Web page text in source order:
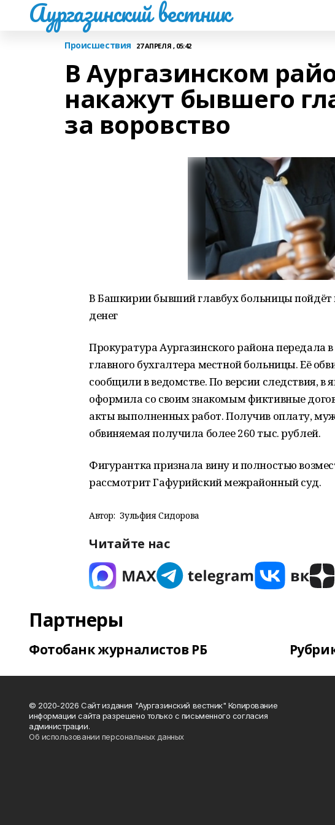
Аургазинский вестник
Происшествия 27 АПРЕЛЯ , 05:42
В Аургазинском
накажут бывшего
за воровство
В Башкирии бывший главбух больницы
денег
Прокуратура Аургазинского района передала
главного бухгалтера местной больницы. Её
сообщили в ведомстве. По версии следствия,
оформила со своим знакомым фиктивные
акты выполненных работ. Получив оплату,
обвиняемая получила более 260 тыс. рублей.
Фигурантка признала вину и полностью
рассмотрит Гафурийский межрайонный суд.
Автор: Зульфия Сидорова
Читайте нас
Партнеры
Фотобанк журналистов РБ
© 2020-2026 Сайт издания "Аургазинский вестник" Копирование
информации сайта разрешено только с письменного согласия
администрации.
Об использовании персональных данных